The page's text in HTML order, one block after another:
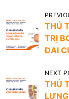
Đ
i
ề
h
ư
THỦ
TRỊ
ĐAI
NEXT
THỦ